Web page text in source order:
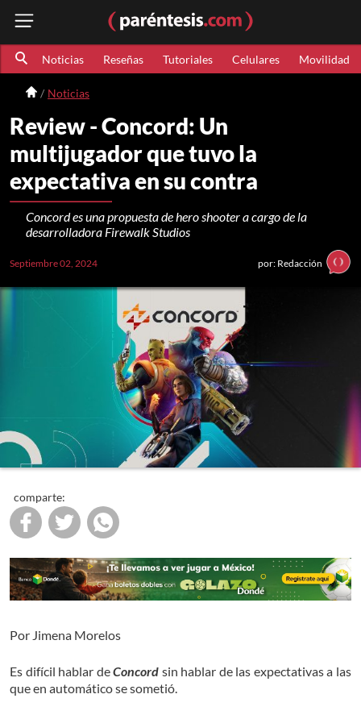
Noticias Reseñas Tutoriales Celulares Movilidad
Noticias
Review - Concord: Un
multijugador que tuvo la
expectativa en su contra
Concord es una propuesta de hero shooter a cargo de la
desarrolladora Firewalk Studios
Septiembre 02, 2024 por: Redacción
comparte:
Por Jimena Morelos
Es difícil hablar deConcord sin hablar de las expectativas a las
que en automático se sometió.